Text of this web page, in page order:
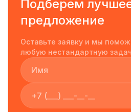
Подберем
предложение
Оставьте заявку и мы
любую нестандартную